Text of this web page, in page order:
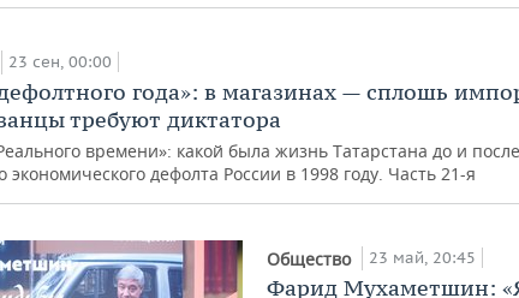
23 сен, 00:00
года»: в магазинах — сплошь
требуют диктатора
времени»: какой была жизнь Татарстана до и
экономического дефолта России в 1998 году. Часть 21-я
Общество 23 май, 20:45
Фарид Мухаметшин: